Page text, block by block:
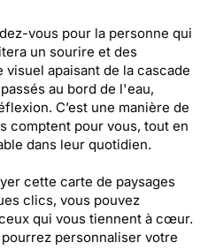
vous pour la personne qui
un sourire et des
visuel apaisant de la cascade
au bord de l'eau,
C’est une manière de
comptent pour vous, tout en
dans leur quotidien.
cette carte de paysages
clics, vous pouvez
qui vous tiennent à cœur.
personnaliser votre